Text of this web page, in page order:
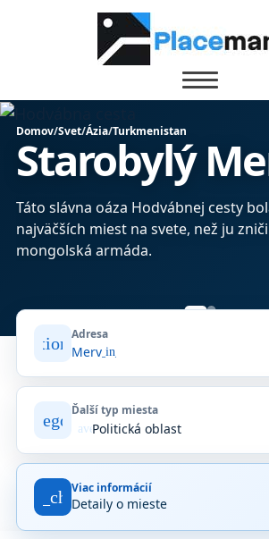
Domov/Svet/Ázia/Turkmenistan
Starobylý
Táto slávna oáza Hodvábnej cesty
najväčších miest na svete, než ju
mongolská armáda.
location_on
Adresa
Merv
open_in_new
category
Ďalší typ miesta
gavelPolitická oblasť
fact_checkViac informácií
Detaily o mieste